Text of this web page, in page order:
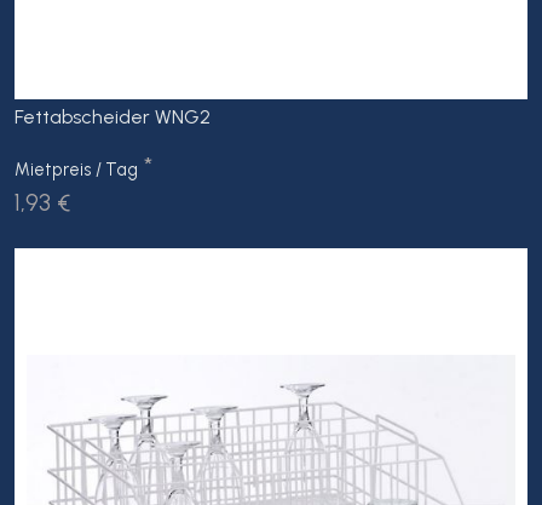
Fettabscheider WNG2
Mietpreis / Tag *
1,93 €